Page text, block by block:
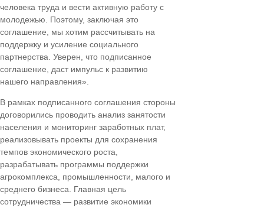
человека труда и вести активную работу с
молодежью. Поэтому, заключая это
соглашение, мы хотим рассчитывать на
поддержку и усиление социального
партнерства. Уверен, что подписанное
соглашение, даст импульс к развитию
нашего направления».
В рамках подписанного соглашения стороны
договорились проводить анализ занятости
населения и мониторинг заработных плат,
реализовывать проекты для сохранения
темпов экономического роста,
разрабатывать программы поддержки
агрокомплекса, промышленности, малого и
среднего бизнеса. Главная цель
сотрудничества — развитие экономики